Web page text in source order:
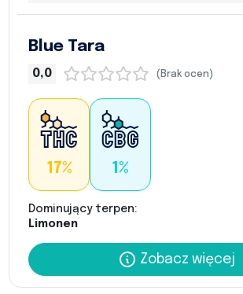
Blue Tara
0,0 (Brak ocen)
17% 1%
Dominujący terpen:
Limonen
Zobacz więcej